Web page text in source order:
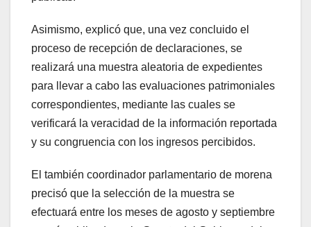
Asimismo, explicó que, una vez concluido el
proceso de recepción de declaraciones, se
realizará una muestra aleatoria de expedientes
para llevar a cabo las evaluaciones patrimoniales
correspondientes, mediante las cuales se
verificará la veracidad de la información reportada
y su congruencia con los ingresos percibidos.
El también coordinador parlamentario de morena
precisó que la selección de la muestra se
efectuará entre los meses de agosto y septiembre